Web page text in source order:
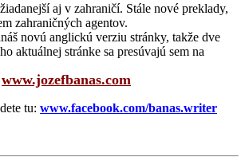
aj v zahraničí. Stále nové preklady,
zahraničných agentov.
novú anglickú verziu stránky, takže dve
aktuálnej stránke sa presúvajú sem na
www.jozefbanas.com
tu: www.facebook.com/banas.writer